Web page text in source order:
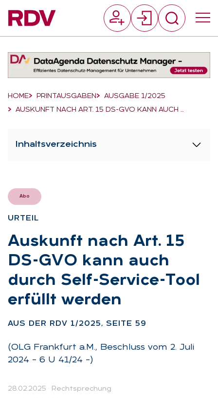
Breadcrumb-Navigation
HOME PRINTAUSGABEN
AUSGABE 1/2025
AUSKUNFT NACH ART. 15 DS-GVO KANN AUCH …
Inhaltsverzeichnis
Abo
UR­TEIL
:
Aus­kunft nach Art. 15
DS-GVO kann auch
durch Self-Ser­vice-Tool
er­füllt wer­den
AUS DER RDV 1/2025, SEI­TE 59
(OLG Frankfurt a.M., Beschluss vom 2. Juli
2024 – 6 U 41/24 –)
28.02.2025 · Rechtsprechung